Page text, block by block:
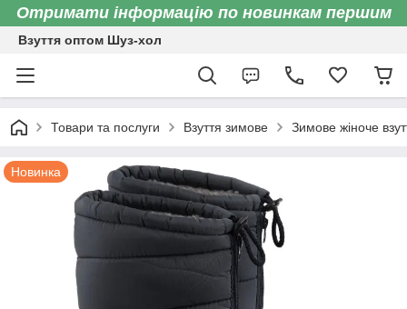
Отримати інформацію по новинкам першим
Взуття оптом Шуз-хол
Товари та послуги Взуття зимове Зимове жіноче
Новинка